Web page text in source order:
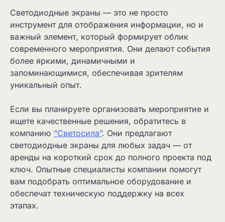
Светодиодные экраны — это не просто
инструмент для отображения информации, но и
важный элемент, который формирует облик
современного мероприятия. Они делают события
более яркими, динамичными и
запоминающимися, обеспечивая зрителям
уникальный опыт.
Если вы планируете организовать мероприятие и
ищете качественные решения, обратитесь в
компанию “Светосила”. Они предлагают
светодиодные экраны для любых задач — от
аренды на короткий срок до полного проекта под
ключ. Опытные специалисты компании помогут
вам подобрать оптимальное оборудование и
обеспечат техническую поддержку на всех
этапах.